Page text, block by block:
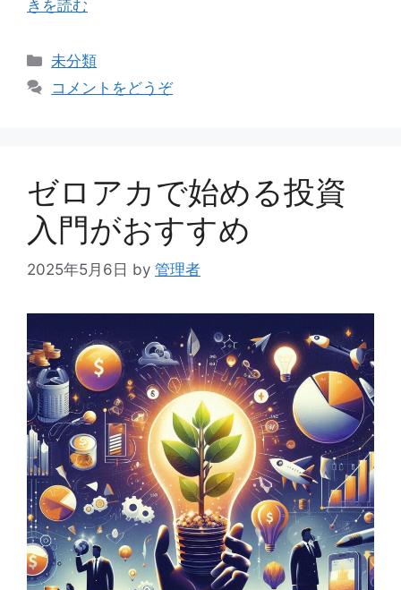
きを読む
カ
テ
未分類
コメントをどうぞ
ゼロアカで始める投資
入門がおすすめ
2025年5月6日 by 管理者